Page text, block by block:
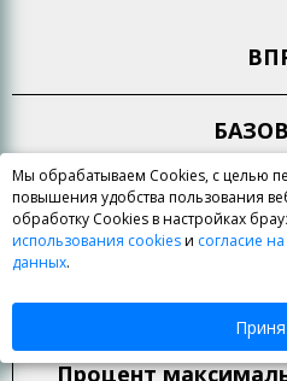
Количество
заданий
12
Процент
Мы обрабатываем Cookies, с целью
повышения удобства пользования
обработку Cookies в настройках
использования cookiesи согласие
данных.